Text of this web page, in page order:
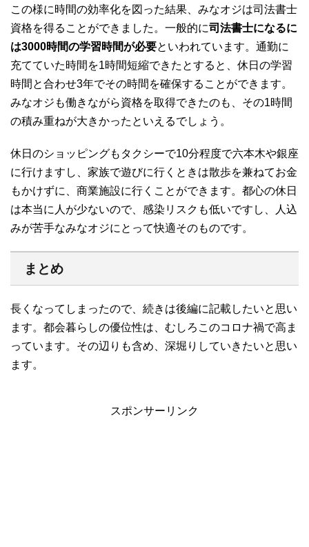
この様に時間の効率化を図った結果、みなオジは司法書士
資格を得ることができました。一般的に司法書士になるに
は3000時間の学習時間が必要といわれています。通勤に
充てていた時間を1時間短縮できたとすると、休日の学習
時間と合わせ3年でその時間を確保することができます。
みなオジも働きながら資格を取得できたのも、その1時間
の積み重ねが大きかったといえるでしょう。
休日のショッピングもタクシーで10分程度で六本木や銀座
に行けますし、家族で遊びに行くときは散歩を兼ねてお金
もかけずに、商業施設に行くことができます。都心の休日
は本当に人が少ないので、感染リスクも低いですし、人込
みが苦手なみなオジにとって快適そのものです。
まとめ
長くなってしまったので、続きは後編に記載したいと思い
ます。都会暮らしの優位性は、むしろこのコロナ禍で高ま
っています。その辺りも含め、深堀りしていきたいと思い
ます。
スポンサーリンク